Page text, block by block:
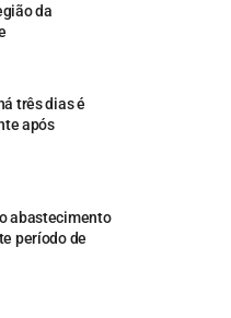
da
três dias é
após
abastecimento
período de